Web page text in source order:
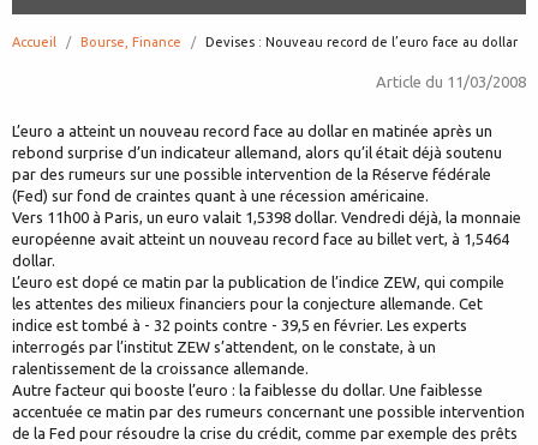
Accueil Bourse, Finance page:
Devises : Nouveau record de l’euro face au dollar
Article du 11/03/2008
L’euro a atteint un nouveau record face au dollar en matinée après un
rebond surprise d’un indicateur allemand, alors qu’il était déjà soutenu
par des rumeurs sur une possible intervention de la Réserve fédérale
(Fed) sur fond de craintes quant à une récession américaine.
Vers 11h00 à Paris, un euro valait 1,5398 dollar. Vendredi déjà, la monnaie
européenne avait atteint un nouveau record face au billet vert, à 1,5464
dollar.
L’euro est dopé ce matin par la publication de l’indice ZEW, qui compile
les attentes des milieux financiers pour la conjecture allemande. Cet
indice est tombé à - 32 points contre - 39,5 en février. Les experts
interrogés par l’institut ZEW s’attendent, on le constate, à un
ralentissement de la croissance allemande.
Autre facteur qui booste l’euro : la faiblesse du dollar. Une faiblesse
accentuée ce matin par des rumeurs concernant une possible intervention
de la Fed pour résoudre la crise du crédit, comme par exemple des prêts